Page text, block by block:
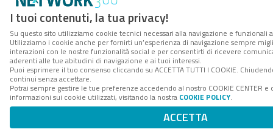
I tuoi contenuti, la tua privacy!
Su questo sito utilizziamo cookie tecnici necessari alla navigazione e funzionali
Utilizziamo i cookie anche per fornirti un’esperienza di navigazione sempre
interazioni con le nostre funzionalità social e per consentirti di ricevere
aderenti alle tue abitudini di navigazione e ai tuoi interessi.
Puoi esprimere il tuo consenso cliccando su ACCETTA TUTTI I COOKIE.
continui senza accettare.
Potrai sempre gestire le tue preferenze accedendo al nostro COOKIE CENTER
informazioni sui cookie utilizzati, visitando la nostra COOKIE POLICY.
ACCETTA